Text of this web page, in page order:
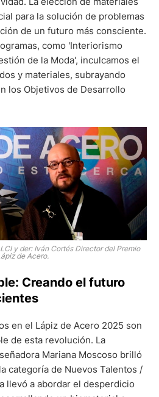
para la solución de problemas
de un futuro más consciente.
como 'Interiorismo
de la Moda', inculcamos el
y materiales, subrayando
los Objetivos de Desarrollo
y der: Iván Cortés Director del Premio
de Acero.
Creando el futuro
en el Lápiz de Acero 2025 son
de esta revolución. La
Mariana Moscoso brilló
categoría de Nuevos Talentos /
llevó a abordar el desperdicio